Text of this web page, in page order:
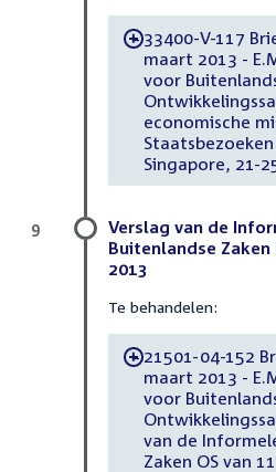
-33400-V-117
maart 2013 -
voor
economische
Singapore, 21-
Verslag van de
Buitenlandse
2013
Te behandelen:
-21501-04-152
maart 2013 -
voor
van de
Zaken OS van
9